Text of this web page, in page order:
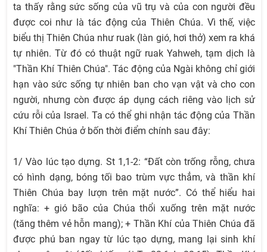
ta thấy rằng sức sống của vũ trụ và của con người đều
được coi như là tác động của Thiên Chúa. Vì thế, việc
biểu thị Thiên Chúa như ruak (làn gió, hơi thở) xem ra khá
tự nhiên. Từ đó có thuật ngữ ruak Yahweh, tạm dịch là
"Thần Khí Thiên Chúa". Tác động của Ngài không chỉ giới
hạn vào sức sống tự nhiên ban cho vạn vật và cho con
người, nhưng còn được áp dụng cách riêng vào lịch sử
cứu rỗi của Israel. Ta có thể ghi nhận tác động của Thần
Khí Thiên Chúa ở bốn thời điểm chính sau đây:
1/ Vào lúc tạo dựng. St 1,1-2: “Đất còn trống rỗng, chưa
có hình dạng, bóng tối bao trùm vực thẳm, và thần khí
Thiên Chúa bay lượn trên mặt nước”. Có thể hiểu hai
nghĩa: + gió bão của Chúa thổi xuống trên mặt nước
(tăng thêm vẻ hỗn mang); + Thần Khí của Thiên Chúa đã
được phú ban ngay từ lúc tạo dựng, mang lại sinh khí